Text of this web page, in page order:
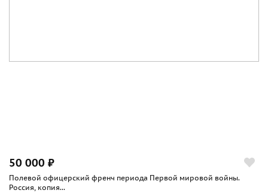
50 000 ₽
Полевой офицерский френч периода Первой мировой войны.
Россия, копия...